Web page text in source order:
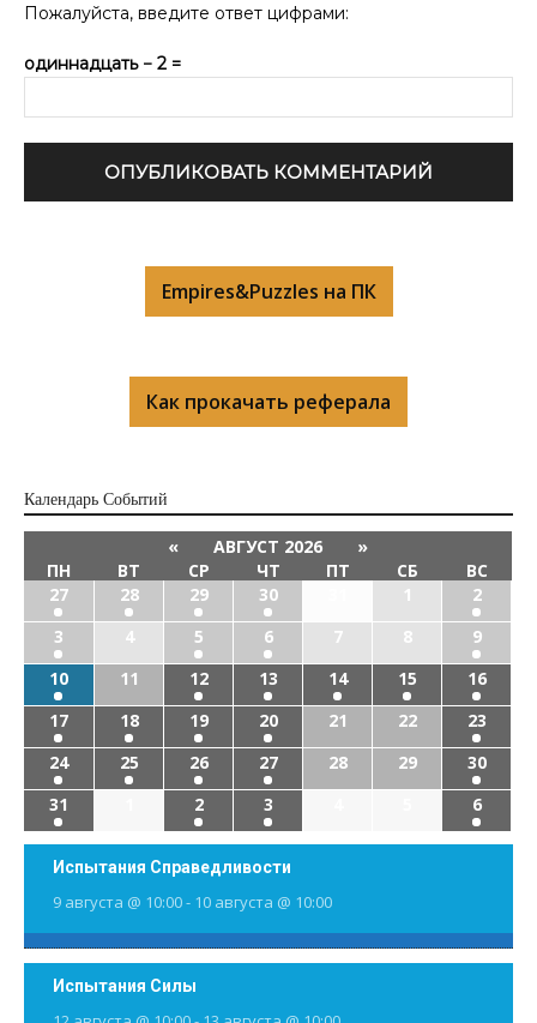
Пожалуйста, введите ответ цифрами:
одиннадцать − 2 =
Empires&Puzzles на ПК
Как прокачать реферала
Календарь Cобытий
« АВГУСТ 2026
»
ПН
ВТ СР ЧТ ПТ СБ
ВС
27
28 29 30 1
2
3
4 5 6 7 8
9
10
11 12 13 14 15
16
17
18 19 20 21 22
23
24
25 26 27 28 29
30
31
2 3 6
Испытания Справедливости
9 августа @ 10:00- 10 августа @ 10:00
Испытания Силы